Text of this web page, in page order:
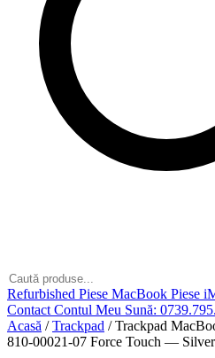
Refurbished Piese MacBook Piese
Contact Contul Meu Sună:
Acasă / Trackpad / Trackpad
810-00021-07 Force Touch — Silver